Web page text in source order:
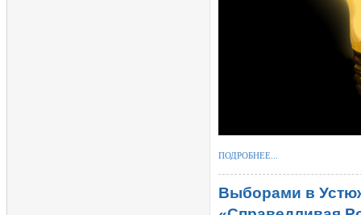
ПОДРОБНЕЕ...
Выборами в